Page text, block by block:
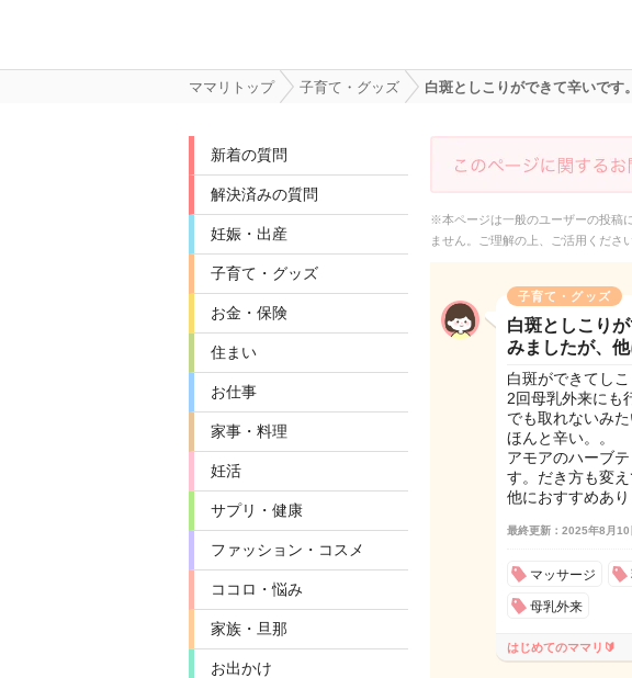
ママリトップ 子育て・グッズ 白斑としこりができて辛いです
新着の質問
解決済みの質問
妊娠・出産
子育て・グッズ
お金・保険
住まい
お仕事
家事・料理
妊活
サプリ・健康
ファッション・コスメ
ココロ・悩み
家族・旦那
お出かけ
※本ページは一般のユーザーの投稿
ません。ご理解の上、ご活用ください
子育て・グッズ
白斑としこり
みましたが、
白斑ができてしこ
2回母乳外来にも
でも取れないみた
ほんと辛い。。
アモアのハーブ
す。だき方も変え
他におすすめあ
最終更新：2025年8月10
マッサージ
母乳外来
はじめてのママリ🔰